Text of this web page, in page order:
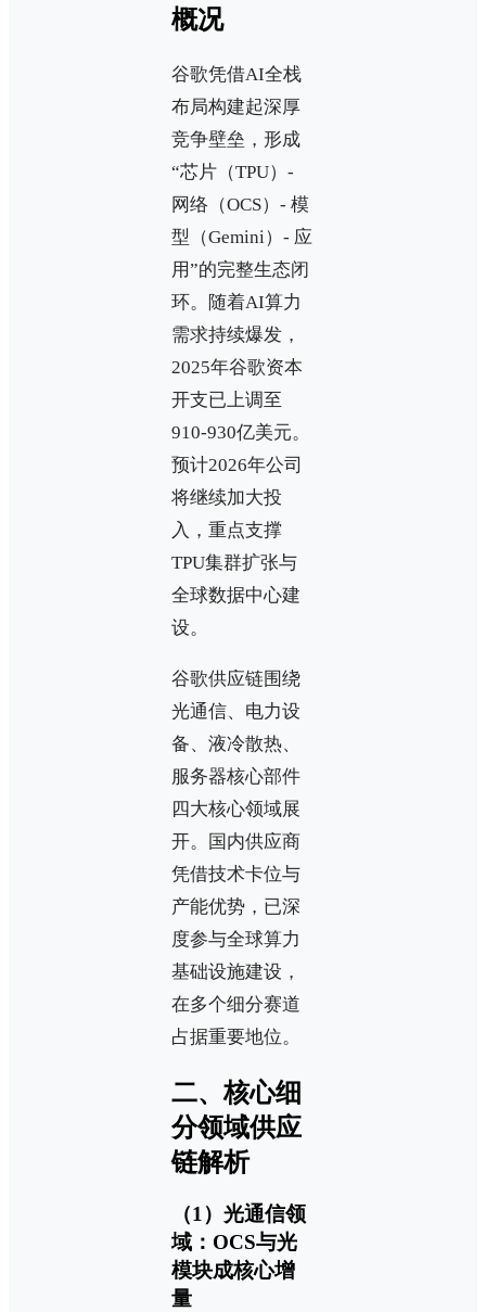
概况
谷歌凭借AI全栈
布局构建起深厚
竞争壁垒，形成
“芯片（TPU）-
网络（OCS）- 模
型（Gemini）- 应
用”的完整生态闭
环。随着AI算力
需求持续爆发，
2025年谷歌资本
开支已上调至
910-930亿美元。
预计2026年公司
将继续加大投
入，重点支撑
TPU集群扩张与
全球数据中心建
设。
谷歌供应链围绕
光通信、电力设
备、液冷散热、
服务器核心部件
四大核心领域展
开。国内供应商
凭借技术卡位与
产能优势，已深
度参与全球算力
基础设施建设，
在多个细分赛道
占据重要地位。
二、核心细
分领域供应
链解析
（1）光通信领
域：OCS与光
模块成核心增
量